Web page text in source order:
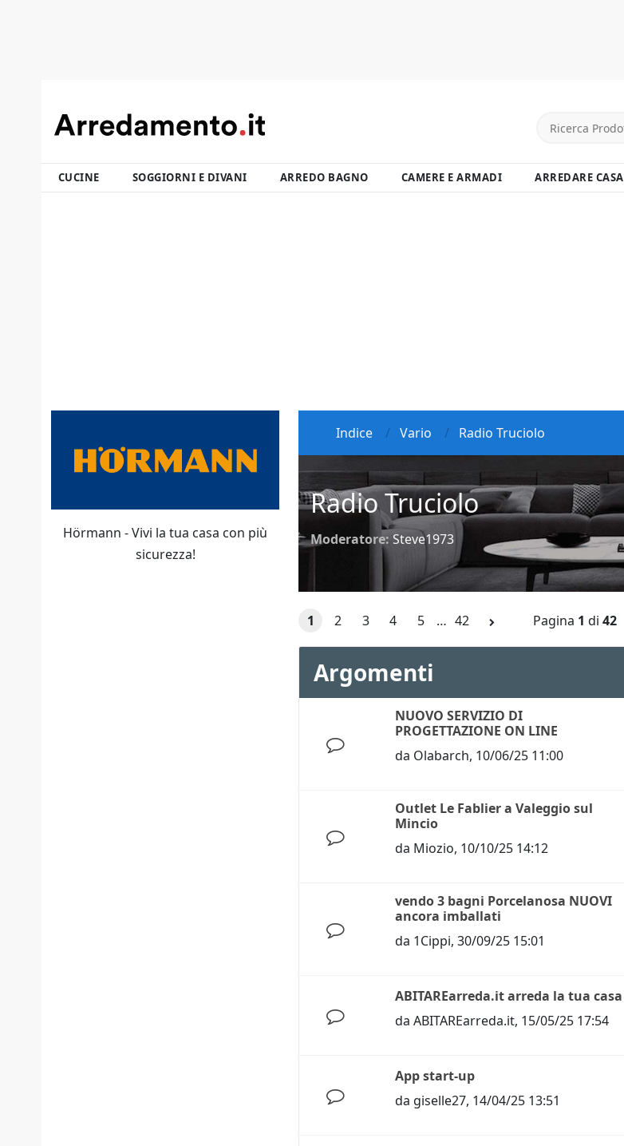
CUCINE SOGGIORNI E DIVANI ARREDO BAGNO CAMERE E ARMADI ARREDARE CASA
Indice Vario Radio Truciolo
Radio Truciolo
Moderatore: Steve1973
1 2 3 4 5 … 42 Pagina 1 di 42
Argomenti
NUOVO SERVIZIO DI
PROGETTAZIONE ON LINE
da Olabarch, 10/06/25 11:00
Outlet Le Fablier a Valeggio sul
Mincio
da Miozio, 10/10/25 14:12
vendo 3 bagni Porcelanosa NUOVI
ancora imballati
da 1Cippi,30/09/25 15:01
ABITAREarreda.it arreda la tua casa
daABITAREarreda.it, 15/05/25 17:54
App start-up
da giselle27, 14/04/25 13:51
Hörmann - Vivi la tua casa con più
sicurezza!